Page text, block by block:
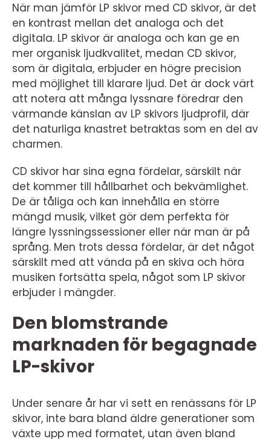
När man jämför LP skivor med CD skivor, är det
en kontrast mellan det analoga och det
digitala. LP skivor är analoga och kan ge en
mer organisk ljudkvalitet, medan CD skivor,
som är digitala, erbjuder en högre precision
med möjlighet till klarare ljud. Det är dock värt
att notera att många lyssnare föredrar den
värmande känslan av LP skivors ljudprofil, där
det naturliga knastret betraktas som en del av
charmen.
CD skivor har sina egna fördelar, särskilt när
det kommer till hållbarhet och bekvämlighet.
De är tåliga och kan innehålla en större
mängd musik, vilket gör dem perfekta för
längre lyssningssessioner eller när man är på
språng. Men trots dessa fördelar, är det något
särskilt med att vända på en skiva och höra
musiken fortsätta spela, något som LP skivor
erbjuder i mängder.
Den blomstrande
marknaden för begagnade
LP-skivor
Under senare år har vi sett en renässans för LP
skivor, inte bara bland äldre generationer som
växte upp med formatet, utan även bland